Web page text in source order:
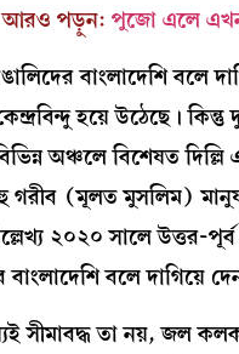
আরও পড়ুন: পুজো এলে
বাংলাদেশি
হয়ে উঠেছে।
অঞ্চলে বিশেষত
গরীব (মূলত মুসলিম)
২০২০ সালে উত্তর-পূর্ব
বলে দাগিয়ে
সীমাবদ্ধ তা নয়, জল